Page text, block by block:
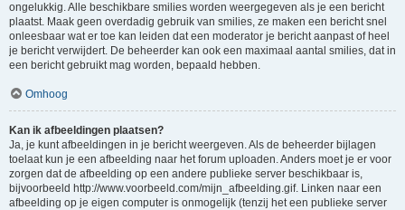
ongelukkig. Alle beschikbare smilies worden weergegeven als je een bericht
plaatst. Maak geen overdadig gebruik van smilies, ze maken een bericht snel
onleesbaar wat er toe kan leiden dat een moderator je bericht aanpast of heel
je bericht verwijdert. De beheerder kan ook een maximaal aantal smilies, dat in
een bericht gebruikt mag worden, bepaald hebben.
Omhoog
Kan ik afbeeldingen plaatsen?
Ja, je kunt afbeeldingen in je bericht weergeven. Als de beheerder bijlagen
toelaat kun je een afbeelding naar het forum uploaden. Anders moet je er voor
zorgen dat de afbeelding op een andere publieke server beschikbaar is,
bijvoorbeeld http://www.voorbeeld.com/mijn_afbeelding.gif. Linken naar een
afbeelding op je eigen computer is onmogelijk (tenzij het een publieke server